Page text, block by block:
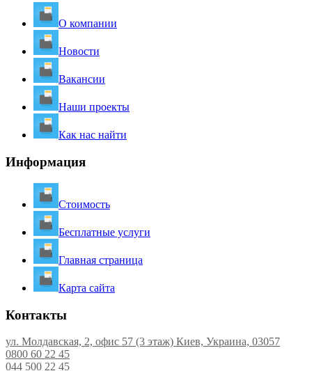
О компании
Новости
Вакансии
Наши проекты
Как нас найти
Информация
Стоимость
Бесплатные услуги
Главная страница
Карта сайта
Контакты
ул. Молдавская, 2, офис 57 (3 этаж) Киев, Украина, 03057
0800 60 22 45
044 500 22 45